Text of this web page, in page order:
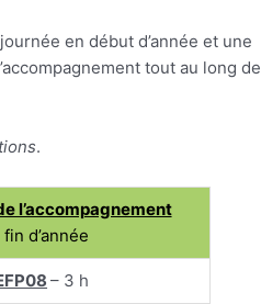
en début d’année et une
tout au long de
.
l’accompagnement
d’année
– 3 h